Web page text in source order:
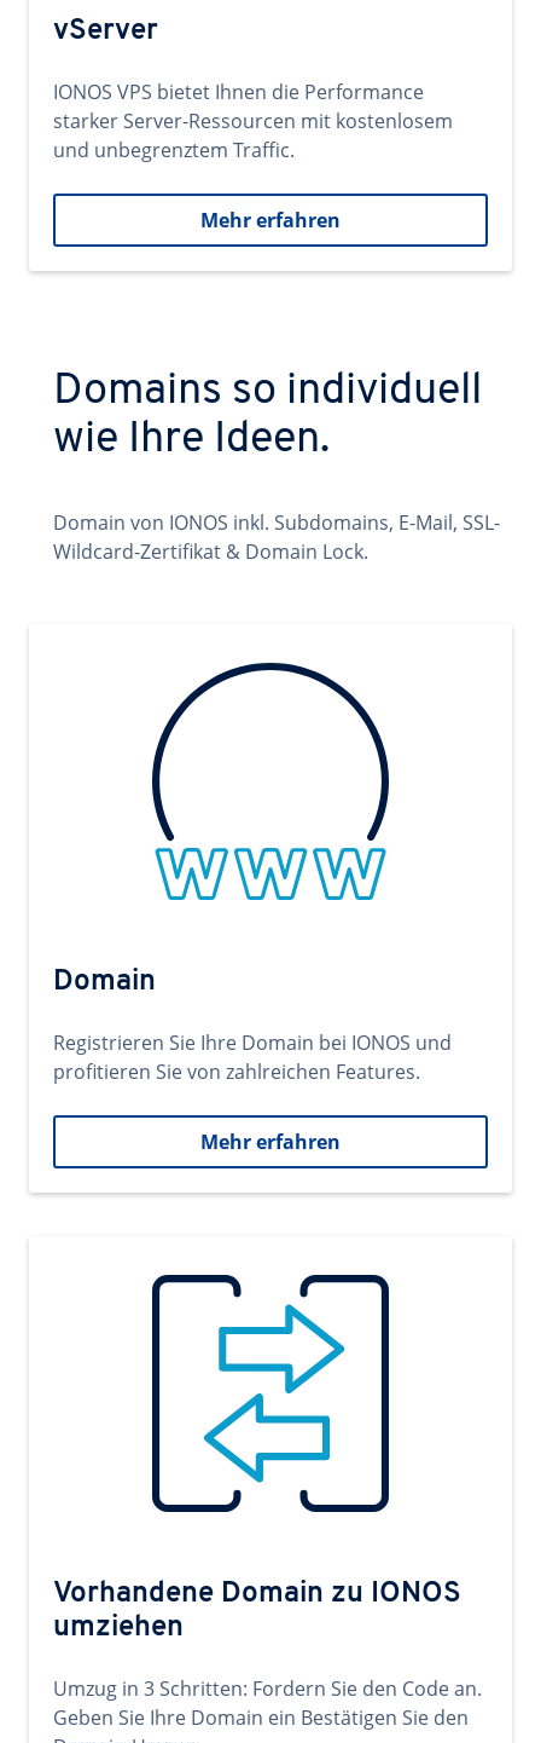
vServer
IONOS VPS bietet Ihnen die Performance
starker Server-Ressourcen mit kostenlosem
und unbegrenztem Traffic.
Mehr erfahren
Domains so individuell
wie Ihre Ideen.
Domain von IONOS inkl. Subdomains, E-Mail, SSL-
Wildcard-Zertifikat & Domain Lock.
Domain
Registrieren Sie Ihre Domain bei IONOS und
profitieren Sie von zahlreichen Features.
Mehr erfahren
Vorhandene Domain zu IONOS
umziehen
Umzug in 3 Schritten: Fordern Sie den Code an.
Geben Sie Ihre Domain ein Bestätigen Sie den